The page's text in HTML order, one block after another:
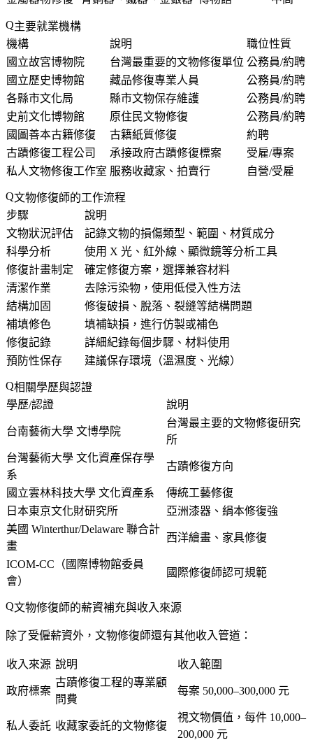
主要就業機構
機構
說明
職位性質
國立故宮博物院
台灣最重要的文物修復單位 公務員/約聘
國立歷史博物館
藏品修復專業人員
公務員/約聘
各縣市文化局
縣市文物保存維護
公務員/約聘
史前文化博物館
原住民文物修復
公務員/約聘
國圖善本古籍修復
古籍紙質修復
約聘
古蹟修復工程公司
承接政府古蹟修復標案
受雇/專案
私人文物修復工作室 服務收藏家、拍賣行 自營/受雇
文物修復師的工作流程
步驟
說明
文物狀況評估
記錄文物的損傷類型、範圍、材質成分
科學分析
使用 X 光、紅外線、顯微鏡等分析工具
修復計畫制定
確定修復方案，選擇兼容材料
清潔作業
去除污染物，使用低侵入性方法
結構加固
修復破損、脫落、裂縫等結構問題
補填修色
填補缺損，進行仿製或補色
修復記錄
詳細紀錄每個步驟、材料使用
預防性保存
建議保存環境（溫濕度、光線）
相關學歷與認證
學歷/認證
說明
台南藝術大學 文博學院
台灣最主要的文物修復研究
所
台灣藝術大學 文化資產保存學
系
古蹟修復方向
國立雲林科技大學 文化資產系
傳統工藝修復
日本東京文化財研究所
亞洲漆器、絹本修復強
美國 Winterthur/Delaware 聯合計
畫
西洋繪畫、家具修復
ICOM-CC（國際博物館委員
會）
國際修復師認可規範
文物修復師的薪資補充與收入來源
除了受僱薪資外，文物修復師還有其他收入管道：
收入來源 說明 收入範圍
政府標案
古蹟修復工程的專業顧
問費
每案 50,000–300,000 元
私人委託 收藏家委託的文物修復
視文物價值，每件 10,000–
200,000 元